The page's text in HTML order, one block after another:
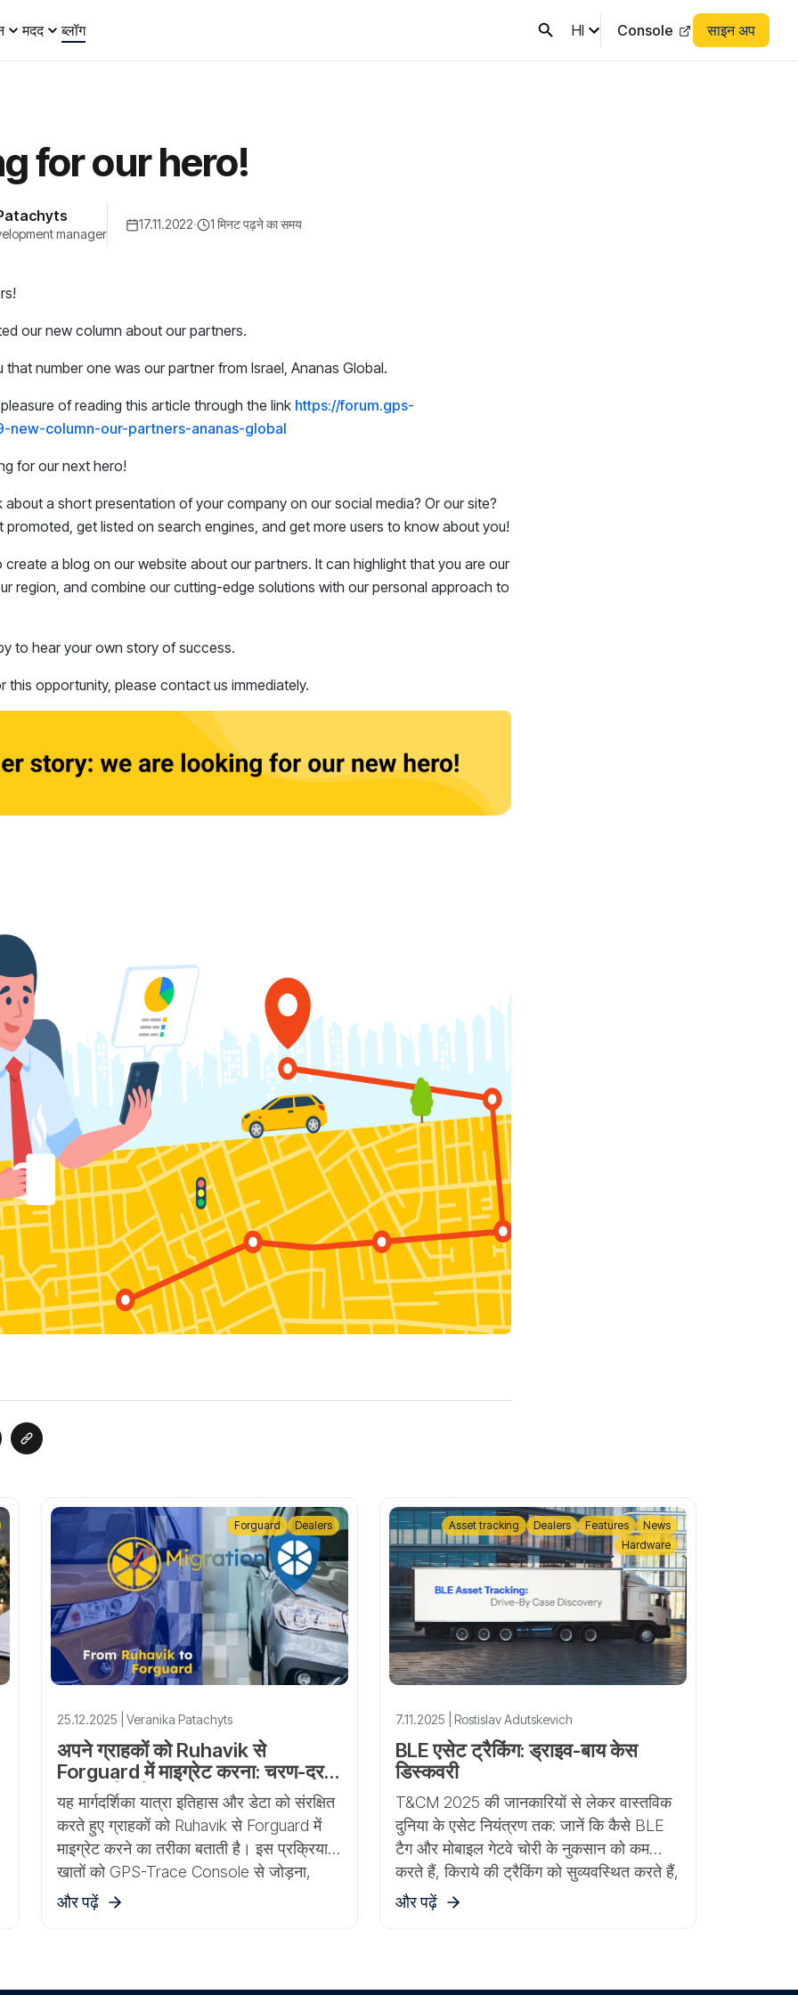
मदद ब्लॉग HI Console साइन अप
for our hero!
manager
17.11.2022· 1 मिनट पढ़ने का समय
our new column about our partners.
that number one was our partner from Israel, Ananas Global.
of reading this article through the link https://forum.gps-
new-column-our-partners-ananas-global
for our next hero!
about a short presentation of your company on our social media? Or our site?
promoted, get listed on search engines, and get more users to know about you!
create a blog on our website about our partners. It can highlight that you are our
region, and combine our cutting-edge solutions with our personal approach to
to hear your own story of success.
this opportunity, please contact us immediately.
25.12.2025 | Veranika Patachyts
अपने ग्राहकों को Ruhavik से
Forguard में माइग्रेट करना: चरण-दर-
चरण मार्गदर्शिका
यह मार्गदर्शिका यात्रा इतिहास और डेटा को संरक्षित
करते हुए ग्राहकों को Ruhavik से Forguard में
माइग्रेट करने का तरीका बताती है। इस प्रक्रिया में
खातों को GPS-Trace Console से जोड़ना,
सर्विस मोड को सक्षम करना और यूनिट्स को
और पढ़ें
Forguard Dealers
7.11.2025 | Rostislav Adutskevich
BLE एसेट ट्रैकिंग: ड्राइव-बाय केस
डिस्कवरी
T&CM 2025 की जानकारियों से लेकर वास्तविक
दुनिया के एसेट नियंत्रण तक: जानें कि कैसे BLE
टैग और मोबाइल गेटवे चोरी के नुकसान को कम
करते हैं, किराये की ट्रैकिंग को सुव्यवस्थित करते हैं,
और GPS-Trace द्वारा Tags के साथ ड्राइव-बाय
और पढ़ें
Asset tracking Dealers Features
News
Hardware